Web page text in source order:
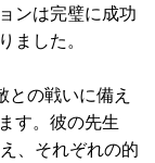
ンは完璧に成功
ました。
との戦いに備え
す。彼の先生
、それぞれの的